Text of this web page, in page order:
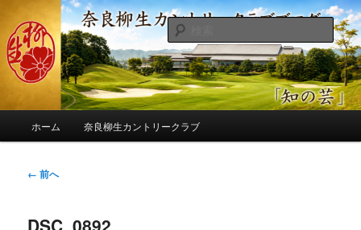
ン
コ
ン
へ
奈良柳生カントリークラブ総支配人
ブログ
季節の話題、クラブの出来事、コースの改修・更新作業、ゴルフに関する随
筆、喜怒哀楽などを気まぐれに発信します。
検
索
ホーム 奈良柳生カントリークラブ
画
ビ
← 前へ